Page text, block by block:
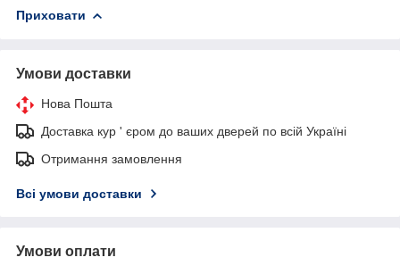
Приховати
Умови доставки
Нова Пошта
Доставка кур ' єром до ваших дверей по всій Україні
Отримання замовлення
Всі умови доставки
Умови оплати